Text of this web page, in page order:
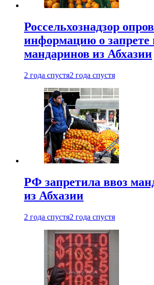
Россельхознадзор
информацию о запрете
мандаринов из Абхазии
2 года спустя2 года спустя
РФ запретила ввоз
из Абхазии
2 года спустя2 года спустя